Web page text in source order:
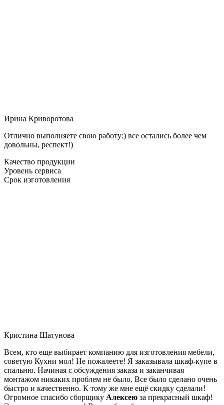
Ирина Криворотова
Отлично выполняете свою работу:) все остались более чем
довольны, респект!)
Качество продукции
Уровень сервиса
Срок изготовления
Кристина Шатунова
Всем, кто еще выбирает компанию для изготовления мебели,
советую Кухни мол! Не пожалеете! Я заказывала шкаф-купе в
спальню. Начиная с обсуждения заказа и заканчивая
монтажом никаких проблем не было. Все было сделано очень
быстро и качественно. К тому же мне ещё скидку сделали!
Огромное спасибо сборщику Алексею за прекрасный шкаф!